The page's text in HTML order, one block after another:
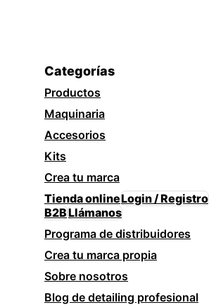
Categorías
Productos
Maquinaria
Accesorios
Kits
Crea tu marca
Tienda onlineLogin / Registro
B2BLlámanos
Programa de distribuidores
Crea tu marca propia
Sobre nosotros
Blog de detailing profesional